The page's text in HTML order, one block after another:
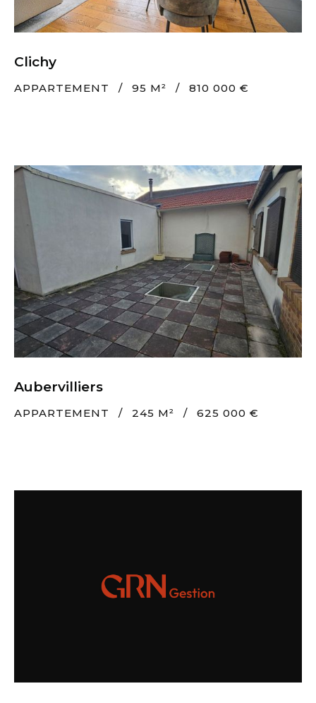
Clichy
APPARTEMENT / 95 M² / 810 000 €
Aubervilliers
APPARTEMENT / 245 M² / 625 000 €